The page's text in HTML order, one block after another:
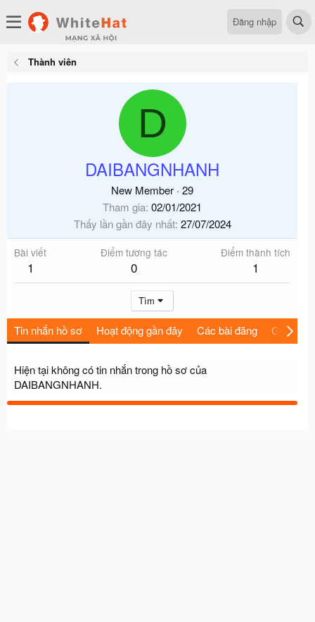
Đăng nhập
Thành viên
D
DAIBANGNHANH
New Member · 29
Tham gia 02/01/2021
Thấy lần gần đây nhất 27/07/2024
Bài viết
1
Điểm tương tác
0
Điểm thành tích
1
Tìm
Tin nhắn hồ sơ Hoạt động gần đây Các bài đăng Giới thiệu
Hiện tại không có tin nhắn trong hồ sơ của
DAIBANGNHANH.